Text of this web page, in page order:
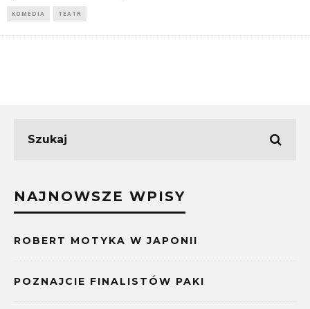
KOMEDIA TEATR
NAJNOWSZE WPISY
ROBERT MOTYKA W JAPONII
POZNAJCIE FINALISTÓW PAKI